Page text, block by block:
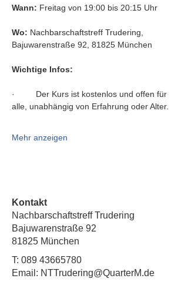
Wann: Freitag von 19:00 bis 20:15 Uhr
Wo: Nachbarschaftstreff Trudering,
Bajuwarenstraße 92, 81825 München
Wichtige Infos:
·         Der Kurs ist kostenlos und offen für
alle, unabhängig von Erfahrung oder Alter.
Mehr anzeigen
Kontakt
Nachbarschaftstreff Trudering
Bajuwarenstraße 92
81825 München
T: 089 43665780
Email: NTTrudering@QuarterM.de